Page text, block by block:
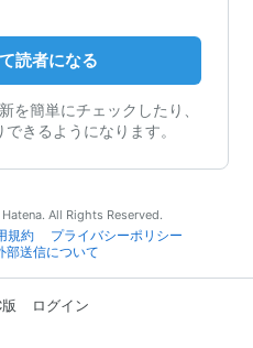
読者になる
を簡単にチェックしたり、
きるようになります。
All Rights Reserved.
規約
プライバシーポリシー
部送信について
ログイン